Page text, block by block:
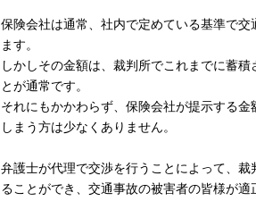
保険会社は通常、社内で定めている基準で
ます。
しかしその金額は、裁判所でこれまでに蓄
とが通常です。
それにもかかわらず、保険会社が提示する
しまう方は少なくありません。
弁護士が代理で交渉を行うことによって、
ることができ、交通事故の被害者の皆様が